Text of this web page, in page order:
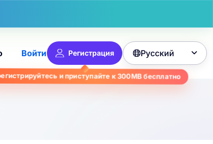
Войти Регистрация
и приступайте к300MBбесплатно
Русский 